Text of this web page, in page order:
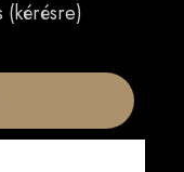
(kérésre)